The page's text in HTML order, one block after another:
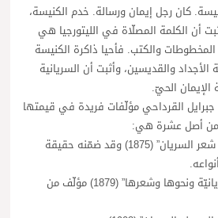
كان رجل إيمان ورسالة. خدم الكنيسة،
أن الكلمة المصلّاة في الليتورجيا هي
والكتب. فأحيا ذاكرة الكنيسة
الأجداد والقديسين، وأثبت أن السريانية
الحيّ.
جبرايل القرداحي مؤلّفات فريدة في قيمتها
من أصل عشرة هي:
− “الكنز الثمين في صناعة شعر السريان” (1875) وقد ضمّنه حقيقة
− “الأحكام في صرف السريانيّة ونحوها وشعرها” (1879) مؤلّف من